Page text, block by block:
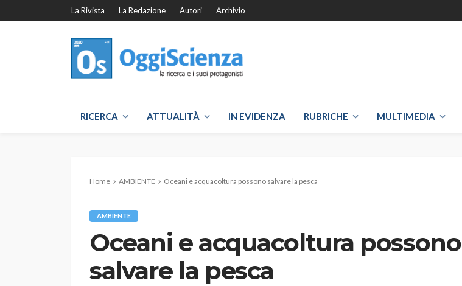
La Rivista La Redazione Autori Archivio
RICERCA ATTUALITÀ IN EVIDENZA RUBRICHE MULTIMEDIA
Home AMBIENTE Oceani e acquacoltura possono salvare la pesca
AMBIENTE
Oceani e acquacoltura possono
salvare la pesca